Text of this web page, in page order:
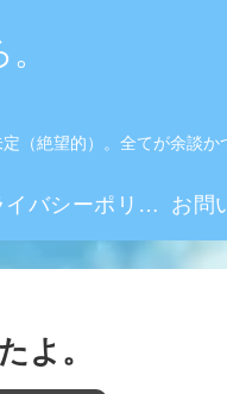
（絶望的）。全てが余談か
プライバシーポリシー
よ。